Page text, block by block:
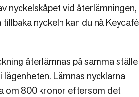
nyckelskåpet vid återlämningen,
nyckeln kan du nå Keycafé
återlämnas på samma ställe
Lämnas nycklarna
om 800 kronor eftersom det